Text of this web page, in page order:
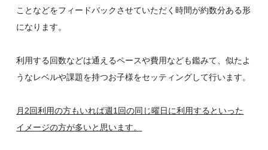
ことなどをフィードバックさせていただく時間が約数分ある形
になります。
利用する回数などは通えるペースや費用なども鑑みて、似たよ
うなレベルや課題を持つお子様をセッティングして行います。
月2回利用の方もいれば週1回の同じ曜日に利用するといった
イメージの方が多いと思います。